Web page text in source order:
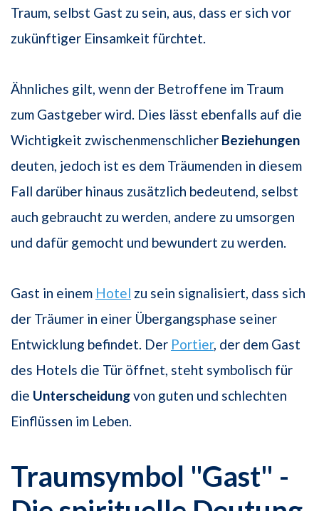
Traum, selbst Gast zu sein, aus, dass er sich vor
zukünftiger Einsamkeit fürchtet.
Ähnliches gilt, wenn der Betroffene im Traum
zum Gastgeber wird. Dies lässt ebenfalls auf die
Wichtigkeit zwischenmenschlicher Beziehungen
deuten, jedoch ist es dem Träumenden in diesem
Fall darüber hinaus zusätzlich bedeutend, selbst
auch gebraucht zu werden, andere zu umsorgen
und dafür gemocht und bewundert zu werden.
Gast in einem Hotel zu sein signalisiert, dass sich
der Träumer in einer Übergangsphase seiner
Entwicklung befindet. Der Portier, der dem Gast
des Hotels die Tür öffnet, steht symbolisch für
die Unterscheidungvon guten und schlechten
Einflüssen im Leben.
Traumsymbol "Gast" -